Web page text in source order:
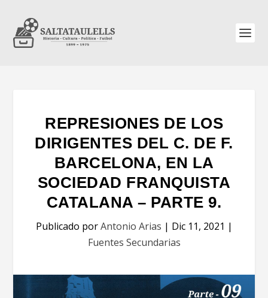
REPRESIONES DE LOS
DIRIGENTES DEL C. DE F.
BARCELONA, EN LA
SOCIEDAD FRANQUISTA
CATALANA – PARTE 9.
Publicado porAntonio Arias | Dic 11, 2021 |
Fuentes Secundarias